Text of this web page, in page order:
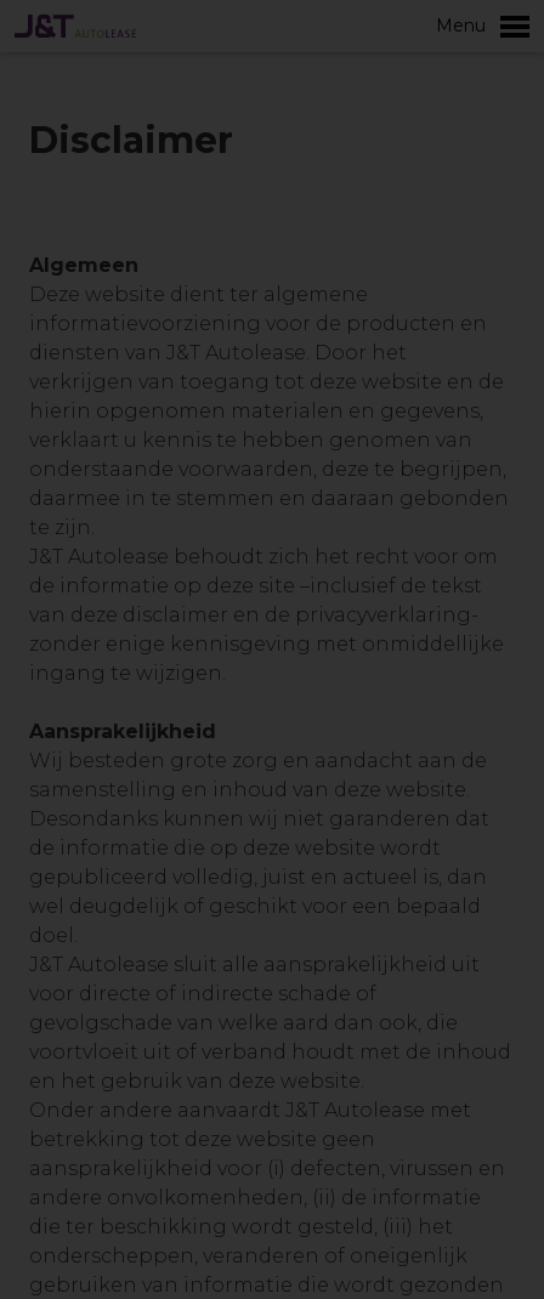
Menu
Disclaimer
Algemeen
Deze website dient ter algemene
informatievoorziening voor de producten en
diensten van J&T Autolease. Door het
verkrijgen van toegang tot deze website en de
hierin opgenomen materialen en gegevens,
verklaart u kennis te hebben genomen van
onderstaande voorwaarden, deze te begrijpen,
daarmee in te stemmen en daaraan gebonden
te zijn.
J&T Autolease behoudt zich het recht voor om
de informatie op deze site –inclusief de tekst
van deze disclaimer en de privacyverklaring-
zonder enige kennisgeving met onmiddellijke
ingang te wijzigen.
Aansprakelijkheid
Wij besteden grote zorg en aandacht aan de
samenstelling en inhoud van deze website.
Desondanks kunnen wij niet garanderen dat
de informatie die op deze website wordt
gepubliceerd volledig, juist en actueel is, dan
wel deugdelijk of geschikt voor een bepaald
doel.
J&T Autolease sluit alle aansprakelijkheid uit
voor directe of indirecte schade of
gevolgschade van welke aard dan ook, die
voortvloeit uit of verband houdt met de inhoud
en het gebruik van deze website.
Onder andere aanvaardt J&T Autolease met
betrekking tot deze website geen
aansprakelijkheid voor (i) defecten, virussen en
andere onvolkomenheden, (ii) de informatie
die ter beschikking wordt gesteld, (iii) het
onderscheppen, veranderen of oneigenlijk
gebruiken van informatie die wordt gezonden